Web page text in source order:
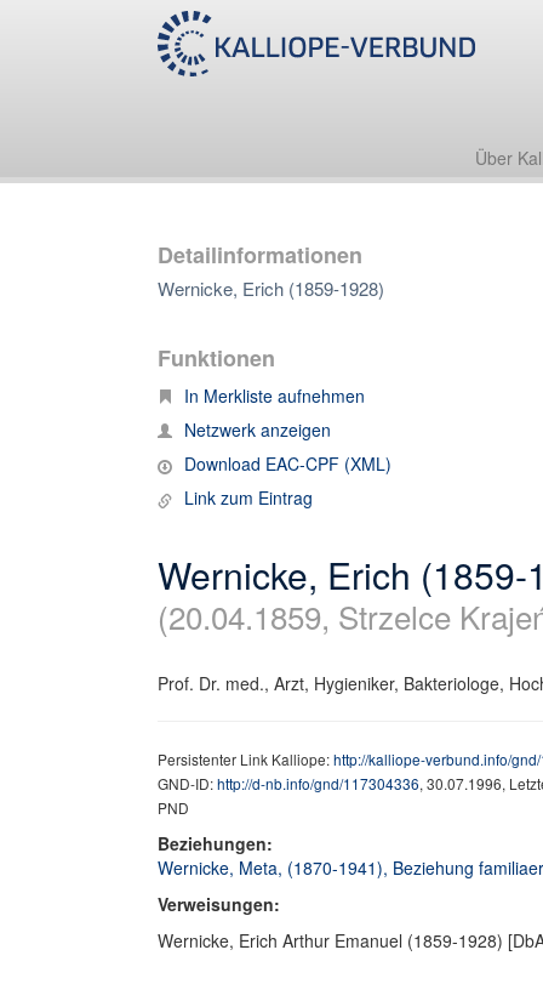
Über
Detailinformationen
Wernicke, Erich (1859-1928)
Funktionen
In Merkliste aufnehmen
Netzwerk anzeigen
Download EAC-CPF (XML)
Link zum Eintrag
Wernicke, Erich (1859-
(20.04.1859, Strzelce
Prof. Dr. med., Arzt, Hygieniker, Bakteriologe,
Persistenter Link Kalliope:http://kalliope-verbund.info/
GND-ID:http://d-nb.info/gnd/117304336, 30.07.1996,
PND
Beziehungen:
Wernicke, Meta, (1870-1941), Beziehung
Verweisungen:
Wernicke, Erich Arthur Emanuel (1859-1928)